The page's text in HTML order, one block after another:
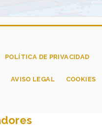
POLÍTICA DE PRIVACIDAD
AVISO LEGAL COOKIES